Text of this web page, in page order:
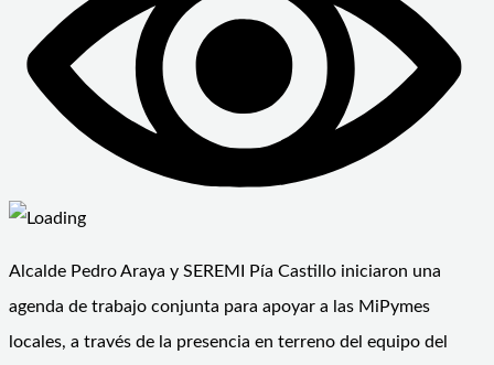
Alcalde Pedro Araya y SEREMI Pía Castillo iniciaron una
agenda de trabajo conjunta para apoyar a las MiPymes
locales, a través de la presencia en terreno del equipo del